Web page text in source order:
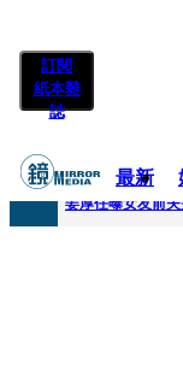
訂閱
紙本雜
誌
最新
快訊
姜厚任曝女友前